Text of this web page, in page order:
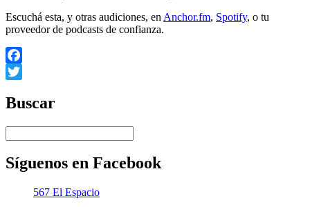
Escuchá esta, y otras audiciones, en Anchor.fm, Spotify, o tu
proveedor de podcasts de confianza.
Facebook
Buscar
Síguenos en Facebook
567 El Espacio